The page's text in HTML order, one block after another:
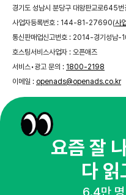
경기도 성남시 분당구 대왕판교로645번
사업자등록번호 : 144-81-27690(사
통신판매업신고번호 : 2014-경기성남-
호스팅서비스사업자 : 오픈애즈
서비스•광고 문의 : 1800-2198
이메일 : openads@openads.co.kr
이용약관개인정보처리방침
threadkakaotalk
© NHN AD. All rights reserved.
요즘 잘
다 읽
6.4만 명